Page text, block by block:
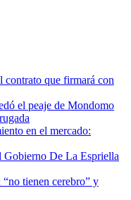
contrato que firmará con
el peaje de Mondomo
en el mercado:
Gobierno De La Espriella
tienen cerebro” y